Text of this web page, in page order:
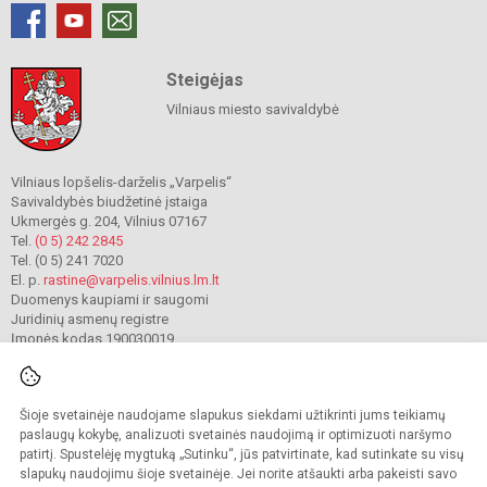
Šioje svetainėje naudojame slapukus siekdami užtikrinti jums teikiamų
paslaugų kokybę, analizuoti svetainės naudojimą ir optimizuoti naršymo
patirtį. Spustelėję mygtuką „Sutinku“, jūs patvirtinate, kad sutinkate su visų
slapukų naudojimu šioje svetainėje. Jei norite atšaukti arba pakeisti savo
Steigėjas
Vilniaus miesto savivaldybė
Vilniaus lopšelis-darželis „Varpelis“
Savivaldybės biudžetinė įstaiga
Ukmergės g. 204, Vilnius 07167
Tel. (0 5) 242 2845
Tel. (0 5) 241 7020
El. p. rastine@varpelis.vilnius.lm.lt
Duomenys kaupiami ir saugomi
Juridinių asmenų registre
Įmonės kodas 190030019
© 2023. Vilniaus lopšelis-darželis „Varpelis“. Visos teisės saugomos.
Kopijuoti turinį be raštiško įstaigos administracijos sutikimo griežtai draudžiama.
Prieinamumo paraiška Slapukų valdymas